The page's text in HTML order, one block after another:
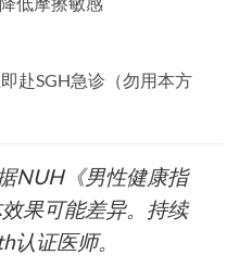
赴SGH急诊（勿用本方
NUH《男性健康指
果可能差异。持续
认证医师。